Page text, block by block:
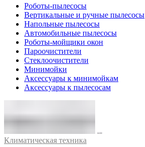
Роботы-пылесосы
Вертикальные и ручные пылесосы
Напольные пылесосы
Автомобильные пылесосы
Роботы-мойщики окон
Пароочистители
Стеклоочистители
Минимойки
Аксессуары к минимойкам
Аксессуары к пылесосам
Климатическая техника